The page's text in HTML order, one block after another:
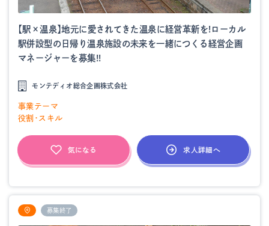
【駅×温泉】地元に愛されてきた温泉に経営革新を!ローカル
駅併設型の日帰り温泉施設の未来を一緒につくる経営企画
マネージャーを募集!!
モンテディオ総合企画株式会社
事業テーマ
役割・スキル
気になる 求人詳細へ
募集終了